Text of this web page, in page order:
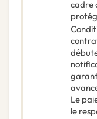
cadre
Le
le